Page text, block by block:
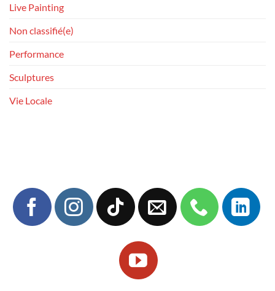
Live Painting
Non classifié(e)
Performance
Sculptures
Vie Locale